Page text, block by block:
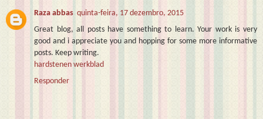
Raza abbas quinta-feira, 17 dezembro, 2015
Great blog, all posts have something to learn. Your work is very
good and i appreciate you and hopping for some more informative
posts. Keep writing.
hardstenen werkblad
Responder